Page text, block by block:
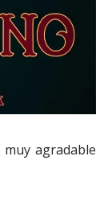
agradable